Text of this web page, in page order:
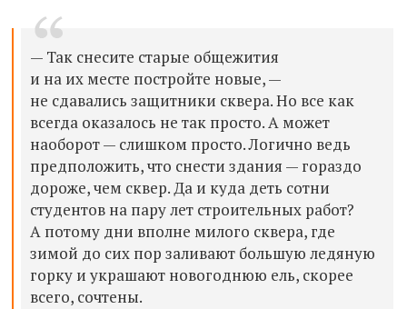
— Так снесите старые общежития
и на их месте постройте новые, —
не сдавались защитники сквера. Но все как
всегда оказалось не так просто. А может
наоборот — слишком просто. Логично ведь
предположить, что снести здания — гораздо
дороже, чем сквер. Да и куда деть сотни
студентов на пару лет строительных работ?
А потому дни вполне милого сквера, где
зимой до сих пор заливают большую ледяную
горку и украшают новогоднюю ель, скорее
всего, сочтены.